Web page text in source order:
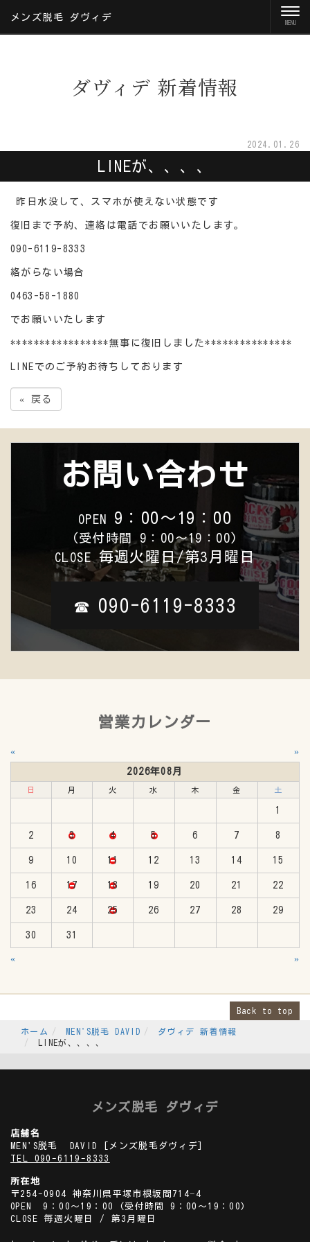
メンズ脱毛 ダヴィデ
ダヴィデ 新着情報
2024.01.26
LINEが、、、、
昨日水没して、スマホが使えない状態です
復旧まで予約、連絡は電話でお願いいたします。
090-6119-8333
絡がらない場合
0463-58-1880
でお願いいたします
*****************無事に復旧しました***************
LINEでのご予約お待ちしております
« 戻る
お問い合わせ
OPEN 9：00～19：00
(受付時間 9：00～19：00)
CLOSE毎週火曜日/第3月曜日
☎︎ 090-6119-8333
営業カレンダー
« »
2026年08月
日 月 火 水 木 金 土
1
2 3 4 5 6 7 8
9 10 11 12 13 14 15
16 17 18 19 20 21 22
23 24 25 26 27 28 29
30 31
« »
Back to top
ホーム MEN'S脱毛 DAVID
ダヴィデ 新着情報
LINEが、、、、
メンズ脱毛 ダヴィデ
店舗名
MEN'S脱毛 DAVID
[メンズ脱毛ダヴィデ]
TEL 090-6119-8333
所在地
〒254-0904 神奈川県平塚市根坂間714−4
OPEN 9：00～19：00 (受付時間 9：00～19：00)
CLOSE 毎週火曜日 / 第3月曜日